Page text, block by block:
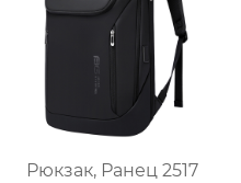
Рюкзак, Ранец 2517